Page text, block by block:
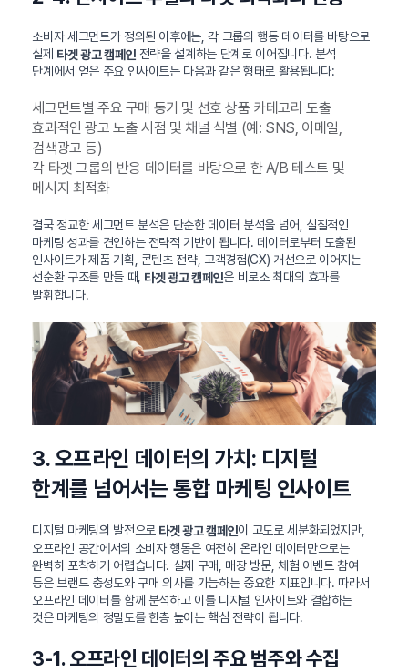
소비자 세그먼트가 정의된 이후에는, 각 그룹의 행동 데이터를 바탕으로
실제 타겟 광고 캠페인 전략을 설계하는 단계로 이어집니다. 분석
단계에서 얻은 주요 인사이트는 다음과 같은 형태로 활용됩니다:
세그먼트별 주요 구매 동기 및 선호 상품 카테고리 도출
효과적인 광고 노출 시점 및 채널 식별 (예: SNS, 이메일,
검색광고 등)
각 타겟 그룹의 반응 데이터를 바탕으로 한 A/B 테스트 및
메시지 최적화
결국 정교한 세그먼트 분석은 단순한 데이터 분석을 넘어, 실질적인
마케팅 성과를 견인하는 전략적 기반이 됩니다. 데이터로부터 도출된
인사이트가 제품 기획, 콘텐츠 전략, 고객경험(CX) 개선으로 이어지는
선순환 구조를 만들 때, 타겟 광고 캠페인은 비로소 최대의 효과를
발휘합니다.
3. 오프라인 데이터의 가치: 디지털
한계를 넘어서는 통합 마케팅 인사이트
디지털 마케팅의 발전으로 타겟 광고 캠페인이 고도로 세분화되었지만,
오프라인 공간에서의 소비자 행동은 여전히 온라인 데이터만으로는
완벽히 포착하기 어렵습니다. 실제 구매, 매장 방문, 체험 이벤트 참여
등은 브랜드 충성도와 구매 의사를 가늠하는 중요한 지표입니다. 따라서
오프라인 데이터를 함께 분석하고 이를 디지털 인사이트와 결합하는
것은 마케팅의 정밀도를 한층 높이는 핵심 전략이 됩니다.
3-1. 오프라인 데이터의 주요 범주와 수집